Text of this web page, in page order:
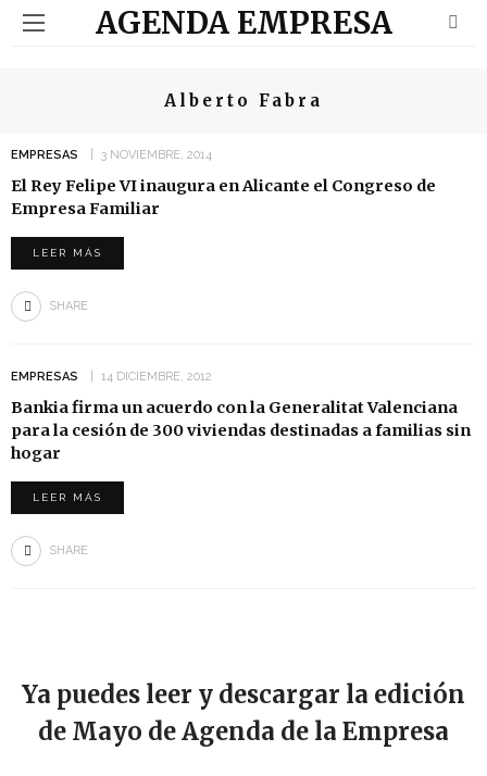
AGENDA EMPRESA
Alberto Fabra
EMPRESAS 3 NOVIEMBRE, 2014
El Rey Felipe VI inaugura en Alicante el Congreso de
Empresa Familiar
LEER MÁS
SHARE
EMPRESAS 14 DICIEMBRE, 2012
Bankia firma un acuerdo con la Generalitat Valenciana
para la cesión de 300 viviendas destinadas a familias sin
hogar
LEER MÁS
SHARE
Ya puedes leer y descargar la edición
de Mayo de Agenda de la Empresa